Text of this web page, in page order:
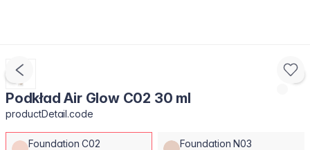
Podkład Air Glow C02 30 ml
productDetail.code
Foundation C02 Foundation N03